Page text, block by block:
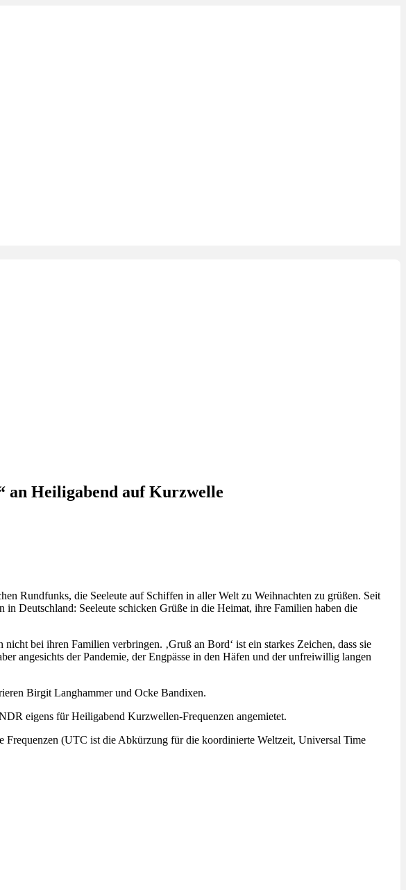
an Heiligabend auf Kurzwelle
Rundfunks, die Seeleute auf Schiffen in aller Welt zu Weihnachten zu grüßen. Seit
Deutschland: Seeleute schicken Grüße in die Heimat, ihre Familien haben die
bei ihren Familien verbringen. ‚Gruß an Bord‘ ist ein starkes Zeichen, dass sie
angesichts der Pandemie, der Engpässe in den Häfen und der unfreiwillig langen
Birgit Langhammer und Ocke Bandixen.
eigens für Heiligabend Kurzwellen-Frequenzen angemietet.
(UTC ist die Abkürzung für die koordinierte Weltzeit, Universal Time